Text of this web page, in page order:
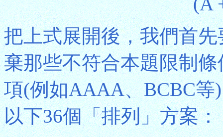
把上式展開後，我們首
棄那些不符合本題限制
項(例如AAAA、BCBC
以下36個「排列」方案：